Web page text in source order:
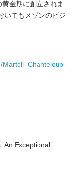
金期に創立されま
いてもメゾンのビジ
An Exceptional